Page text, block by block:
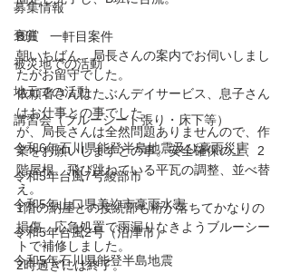
募集情報
褒賞
被災地での活動
地元での活動
講習会（ブルーシート張り・床下等）
令和6年石川県能登半島地震及び豪雨災害
令和5年台風7号綾部市
令和5年山口県美祢市豪雨水害
令和5年台風2号（沼津市）
令和5年石川県能登半島地震
B班　一軒目案件
朝いちばん、局長さんの案内でお伺いしまし
たがお留守でした。
依頼者さんはたぶんデイサービス、息子さん
はお仕事との事でした。
が、局長さんは全然問題ありませんので、作
業をお願いしますとの事。安全確保の上、2
階屋根、飛び跳ねている平瓦の調整、並べ替
え。
1階の納屋との接続部も桁が落ちてかなりの
損傷。応急処置で雨漏りなきようブルーシー
トで補修しました。
2時過ぎには終了。